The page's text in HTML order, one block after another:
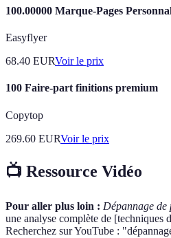
100.00000 Marque-Pages
Easyflyer
68.40 EURVoir le prix
100 Faire-part finitions premium
Copytop
269.60 EURVoir le prix
📺 Ressource Vidéo
Pour aller plus loin : Dépannage
une analyse complète de [techniques
Recherchez sur YouTube :